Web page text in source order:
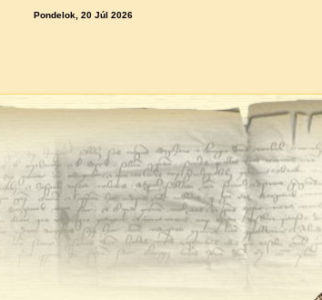
Pondelok, 20 Júl 2026